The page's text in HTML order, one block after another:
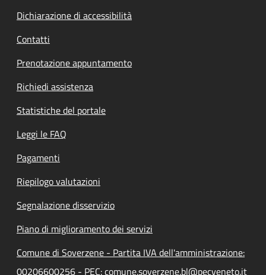
Dichiarazione di accessibilità
Contatti
Prenotazione appuntamento
Richiedi assistenza
Statistiche del portale
Leggi le FAQ
Pagamenti
Riepilogo valutazioni
Segnalazione disservizio
Piano di miglioramento dei servizi
Comune di Soverzene - Partita IVA dell'amministrazione:
00206600256 - PEC: comune.soverzene.bl@pecveneto.it